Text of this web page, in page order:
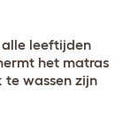
alle leeftijden
het matras
te wassen zijn